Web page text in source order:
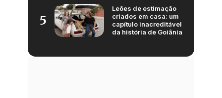
5
Leões de estimação
criados em casa: um
capítulo inacreditável
da história de Goiânia